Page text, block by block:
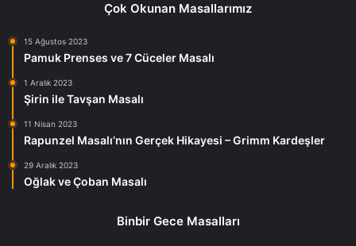
Çok Okunan Masallarımız
15 Ağustos 2023
Pamuk Prenses ve 7 Cüceler Masalı
1 Aralık 2023
Şirin ile Tavşan Masalı
11 Nisan 2023
Rapunzel Masalı’nın Gerçek Hikayesi – Grimm Kardeşler
29 Aralık 2023
Oğlak ve Çoban Masalı
Binbir Gece Masalları